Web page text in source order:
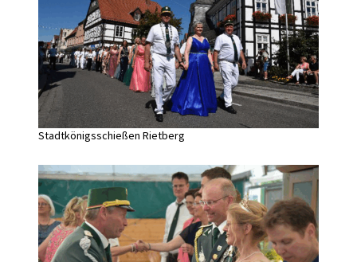
Stadtkönigsschießen Rietberg